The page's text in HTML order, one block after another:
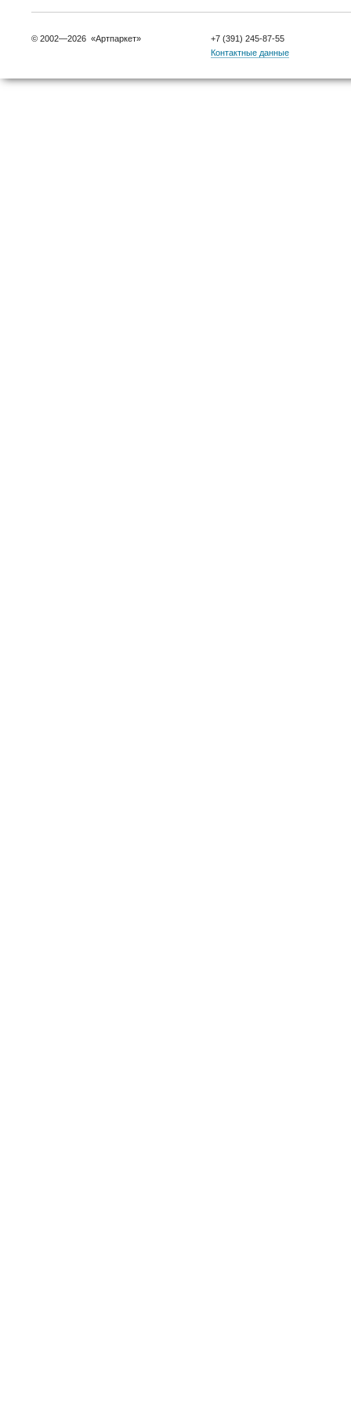
© 2002—2026 «Артпаркет»
+7 (391) 245-87-55
Контактные данные